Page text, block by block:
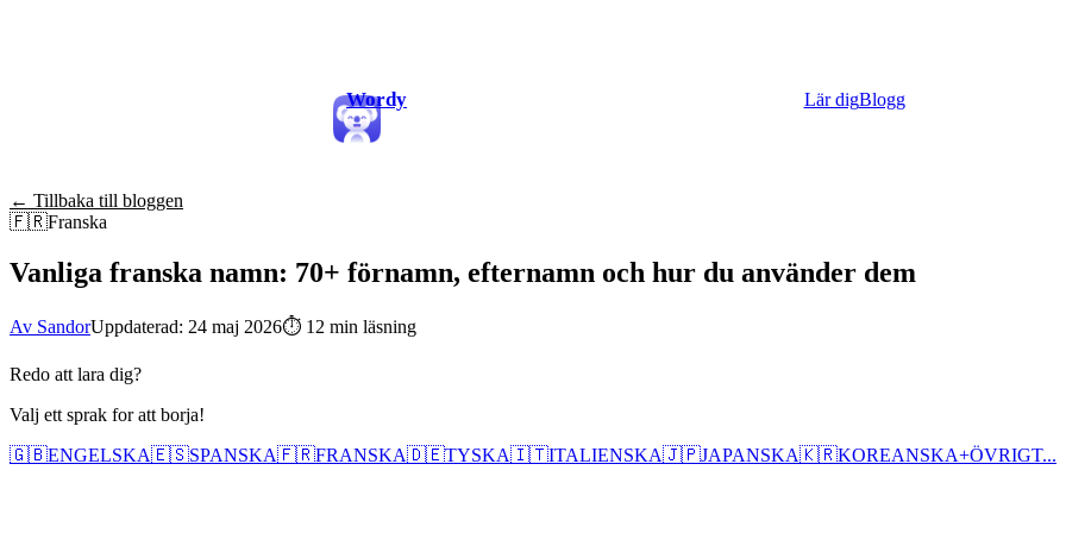
Wordy Lär digBlogg
← Tillbaka till bloggen
🇫🇷Franska
Vanliga franska namn: 70+ förnamn, efternamn och hur du använder dem
Av SandorUppdaterad: 24 maj 2026⏱ 12 min läsning
Redo att lara dig?
Valj ett sprak for att borja!
🇬🇧ENGELSKA🇪🇸SPANSKA🇫🇷FRANSKA🇩🇪TYSKA🇮🇹ITALIENSKA🇯🇵JAPANSKA🇰🇷KOREANSKA+ÖVRIGT...